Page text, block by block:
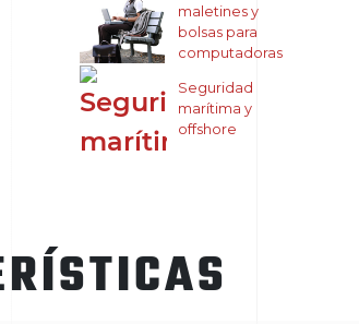
maletines y
bolsas para
computadoras
Seguridad
marítima y
offshore